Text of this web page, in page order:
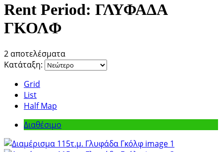
Rent Period: ΓΛΥΦΑΔΑ
ΓΚΟΛΦ
2 αποτελέσματα
Κατάταξη:
Grid
List
Half Map
Διαθέσιμο